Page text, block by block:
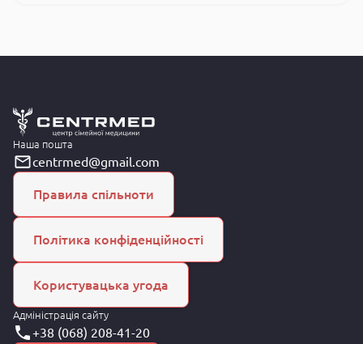
Наша пошта
centrmed@gmail.com
Правила спільноти
Політика конфіденційності
Користувацька угода
Адміністрація сайту
+38 (068) 208-41-20